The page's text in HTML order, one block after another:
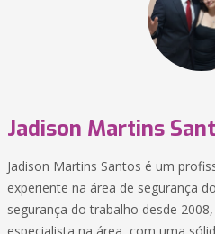
Jadison Martins
Jadison Martins Santos é um
experiente na área de segurança
segurança do trabalho desde